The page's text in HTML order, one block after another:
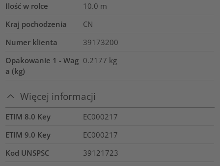
Ilość w rolce
10.0 m
Kraj pochodzenia
CN
Numer klienta
39173200
Opakowanie 1 - Wag
a (kg)
0.2177 kg
Więcej informacji
ETIM 8.0 Key
EC000217
ETIM 9.0 Key
EC000217
Kod UNSPSC
39121723